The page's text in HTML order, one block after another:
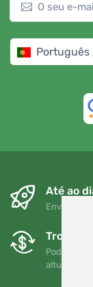
Português
Até ao
Envio
Trocas
Pode
altura no